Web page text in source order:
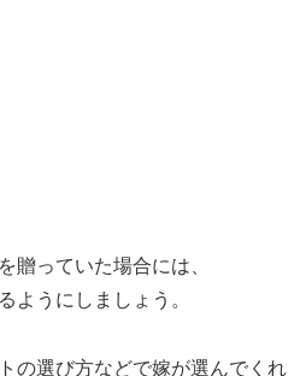
贈っていた場合には、
ようにしましょう。
の選び方などで嫁が選んでくれ